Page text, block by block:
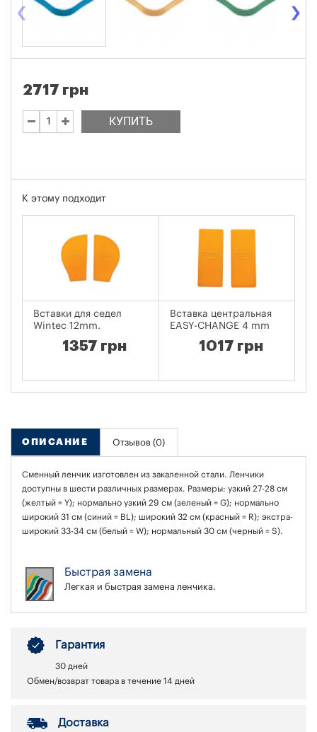
‹ ›
КУПИТЬ
2717 грн
К этому подходит
Вставки для седел
Wintec 12mm.
1357 грн
Вставка центральная
EASY-CHANGE 4 mm
1017 грн
ОПИСАНИЕ Отзывов (0)
Сменный ленчик изготовлен из закаленной стали. Ленчики
доступны в шести различных размерах. Размеры: узкий 27-28 см
(желтый = Y); нормально узкий 29 см (зеленый = G); нормально
широкий 31 см (синий = BL); широкий 32 см (красный = R); экстра-
широкий 33-34 см (белый = W); нормальный 30 см (черный = S).
Быстрая замена
Легкая и быстрая замена ленчика.
Гарантия
30 дней
Обмен/возврат товара в течение 14 дней
Доставка